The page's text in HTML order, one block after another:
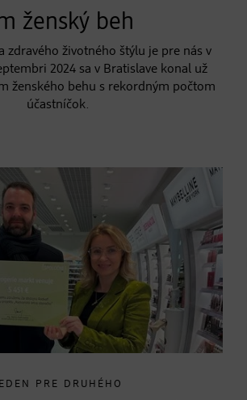
ženský beh
zdravého životného štýlu je pre nás v
2024 sa v Bratislave konal už
ženského behu s rekordným počtom
účastníčok.
PRE DRUHÉHO